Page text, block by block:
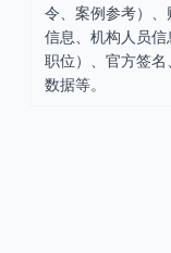
令、案例参考）、
信息、机构人员信
职位）、官方签名
数据等。